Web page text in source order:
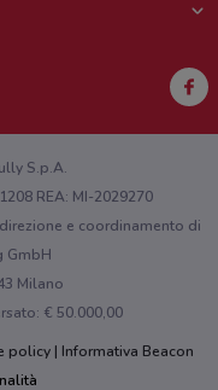
S.p.A.
REA: MI-2029270
e coordinamento di
GmbH
Milano
€ 50.000,00
policy
Informativa Beacon